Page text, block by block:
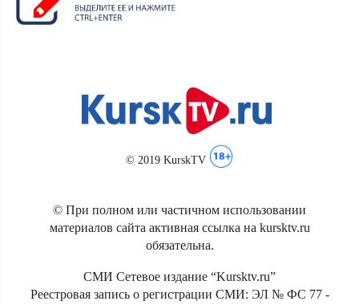
© 2019 KurskTV
© При полном или частичном использовании
материалов сайта активная ссылка на kursktv.ru
обязательна.
СМИ Сетевое издание “Kursktv.ru”
Реестровая запись о регистрации СМИ: ЭЛ № ФС 77 -